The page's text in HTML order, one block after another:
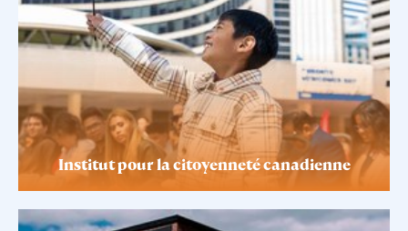
Institut pour la citoyenneté canadienne